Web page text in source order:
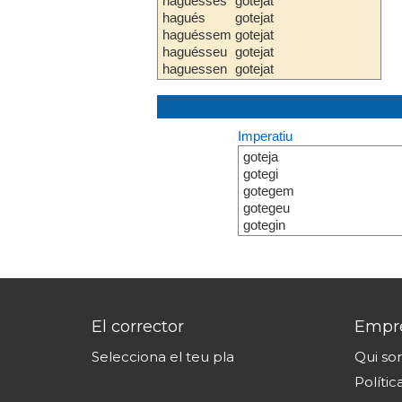
hagués
haguéssem
haguésseu
haguessen
gotejat
gotejat
gotejat
gotejat
Imperatiu
goteja
gotegi
gotegem
gotegeu
gotegin
El corrector
Selecciona el teu pla
Qui